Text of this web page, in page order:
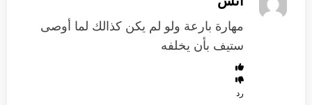
مهارة بارعة ولو لم يكن كذالك لما أوصى
ستيف بأن يخلفه
رد